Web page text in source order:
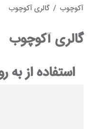
آکوچوب / گالری آکوچوب
گالری آکوچوب
استفاده از